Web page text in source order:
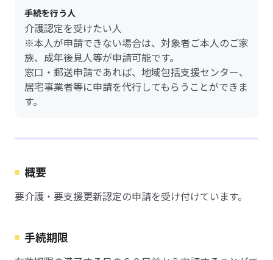
手続を行う人
介護認定を受けたい人
※本人が申請できない場合は、対象者ご本人のご家
族、成年後見人等が申請可能です。
窓口・郵送申請であれば、地域包括支援センター、
居宅事業者等に申請を代行してもらうことができま
す。
概要
要介護・要支援更新認定の申請を受け付けています。
手続期限